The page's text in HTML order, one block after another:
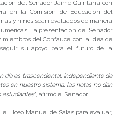
del Senador Jaime Quintana con
en la Comisión de Educación del
y niños sean evaluados de manera
La presentación del Senador
miembros del Confauce con la idea de
su apoyo para el futuro de la
día es trascendental, independiente de
en nuestro sistema, las notas no dan
estudiantes”, afirmó el Senador.
Liceo Manuel de Salas para evaluar,